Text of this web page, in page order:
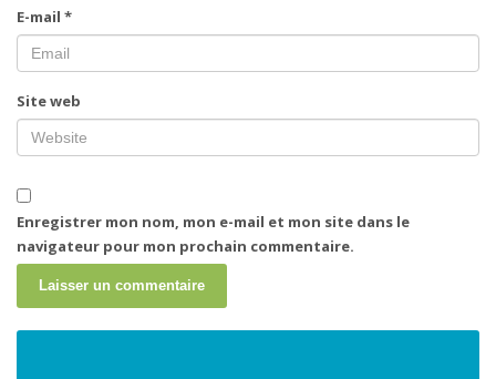
E-mail *
Site web
Enregistrer mon nom, mon e-mail et mon site dans le
navigateur pour mon prochain commentaire.